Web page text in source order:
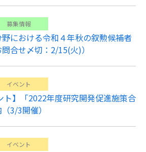
募集情報
野における令和４年秋の叙勲候補者
合せ〆切：2/15(火)）
イベント
ト】「2022年度研究開発促進施策合
3/3開催）
イベント